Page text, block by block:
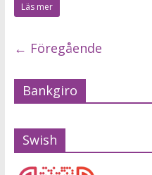
Läs mer
← Föregående
Bankgiro
Swish